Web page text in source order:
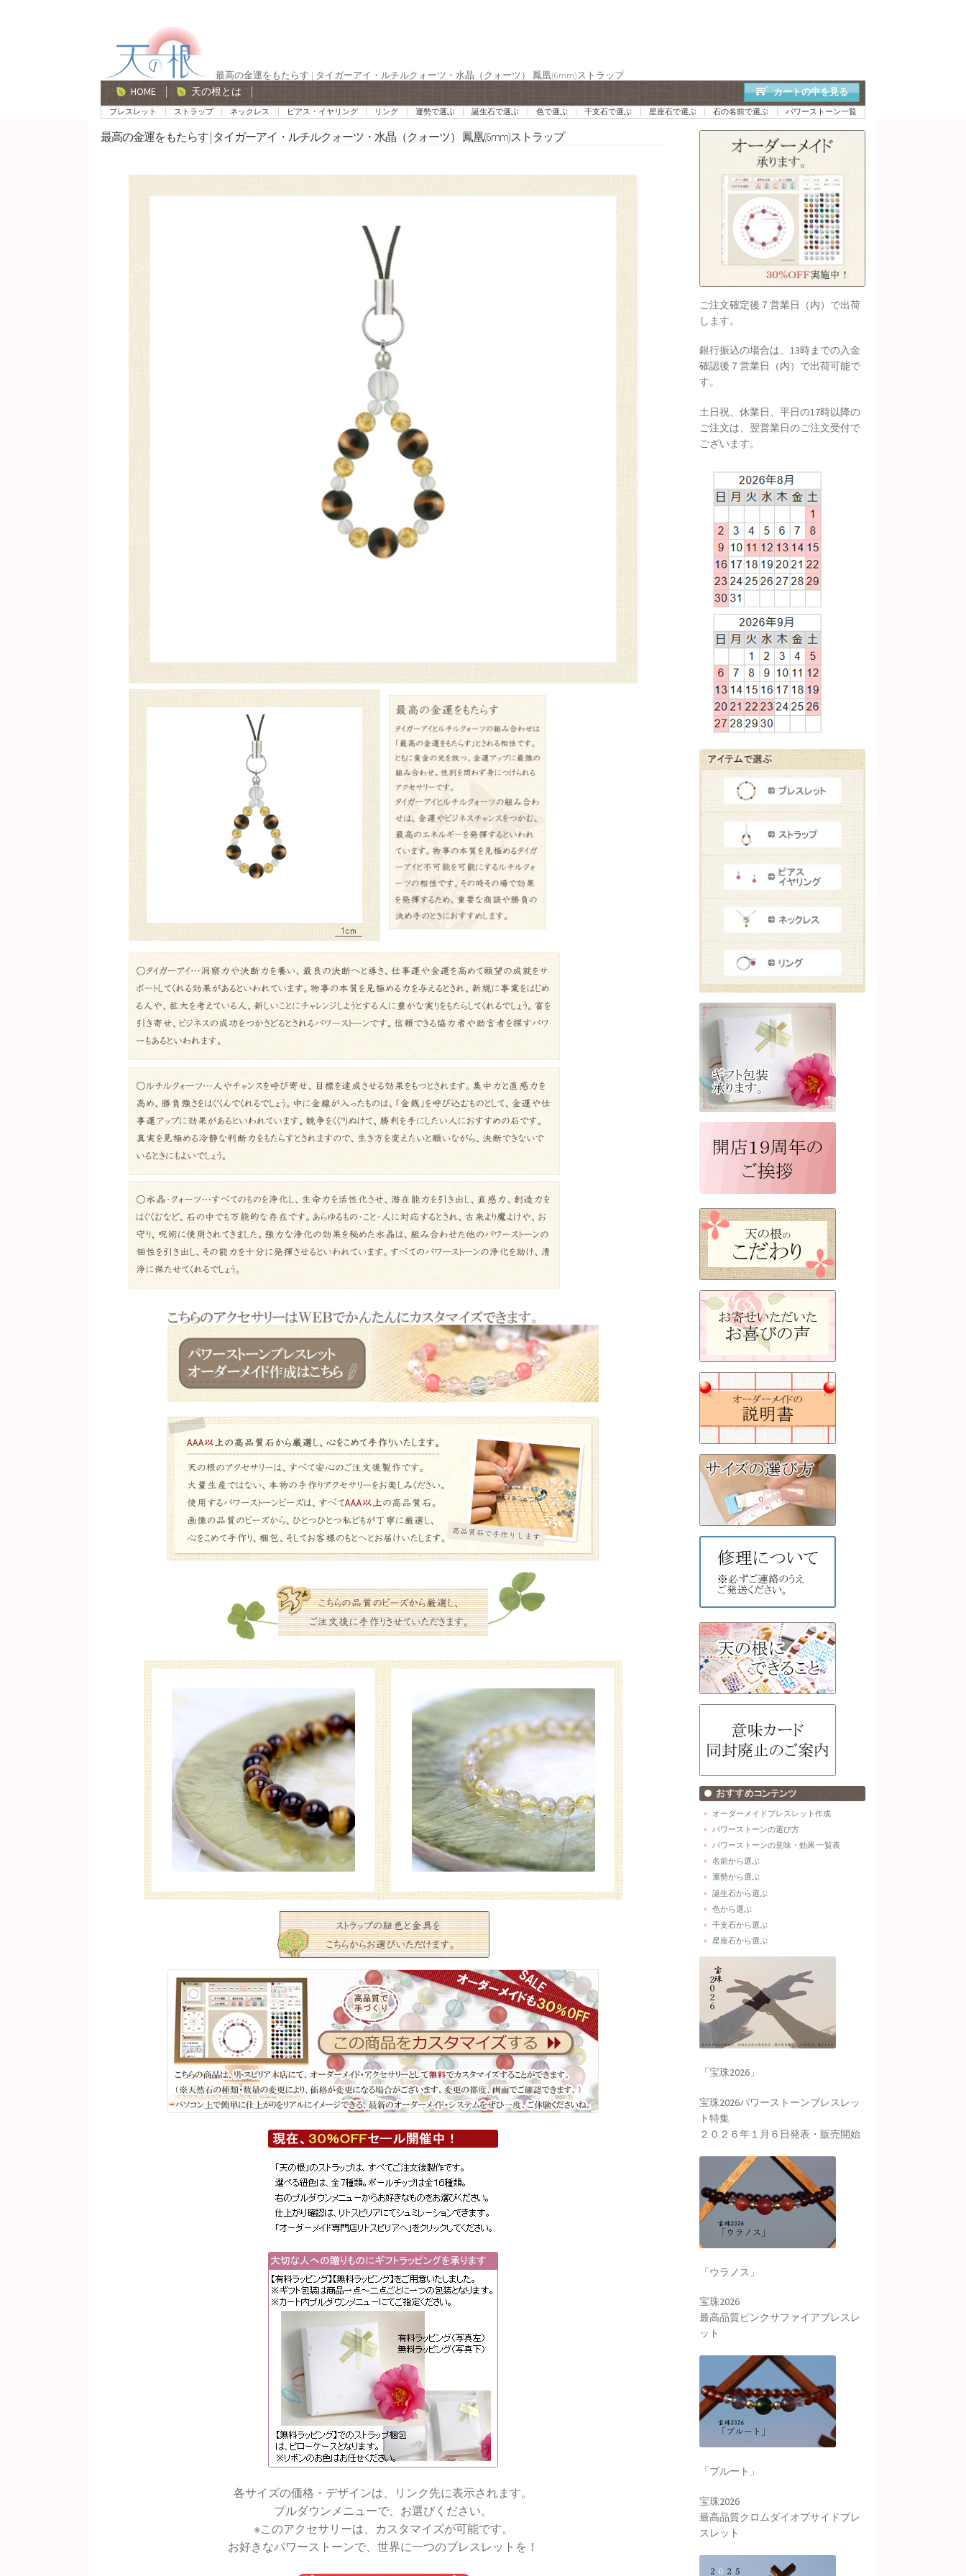
ー
シ
ョ
ン
ン
ツ
へ
ス
最高の金運をもたらす | タイガーアイ・ルチルクォーツ・水晶（クォーツ） 鳳凰(6mm)ストラップ
HOME 天の根とは カートの中を見る
ブレスレット ストラップ ネックレス ピアス・イヤリング リング 運勢で選ぶ 誕生石で選ぶ 色で選ぶ 干支石で選ぶ 星座石で選ぶ 石の名前で選ぶ パワーストーン一覧
最高の金運をもたらす | タイガーアイ・ルチルクォーツ・水晶（クォーツ） 鳳凰(6mm)ストラップ
各サイズの価格・デザインは、リンク先に表示されます。
プルダウンメニューで、お選びください。
※このアクセサリーは、カスタマイズが可能です。
お好きなパワーストーンで、世界に一つのブレスレットを！
ご注文確定後７営業日（内）で出荷
します。
銀行振込の場合は、13時までの入金
確認後７営業日（内）で出荷可能で
す。
土日祝、休業日、平日の17時以降の
ご注文は、翌営業日のご注文受付で
ございます。
オーダーメイドブレスレット作成
パワーストーンの選び方
パワーストーンの意味・効果 一覧表
名前から選ぶ
運勢から選ぶ
誕生石から選ぶ
色から選ぶ
干支石から選ぶ
星座石から選ぶ
「宝珠2026」
宝珠2026パワーストーンブレスレッ
ト特集
２０２６年１月６日発表・販売開始
「ウラノス」
宝珠2026
最高品質ピンクサファイアブレスレ
ット
「プルート」
宝珠2026
最高品質クロムダイオプサイドブレ
スレット